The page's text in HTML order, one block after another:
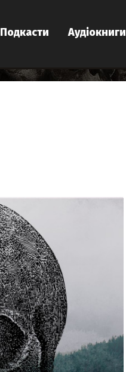
Подкасти Аудіокниги